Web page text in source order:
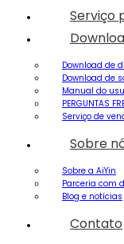
Serviço
Download de
Download de
Manual do
PERGUNTAS
Serviço de
Sobre
Sobre a AiYin
Parceria com
Blog e notícias
Contato